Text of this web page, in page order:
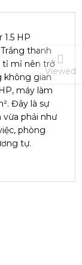
HP
thanh
tỉ mỉ nên trở
không gian
máy làm
Đây là sự
phải như
phòng
tự.
Viewed